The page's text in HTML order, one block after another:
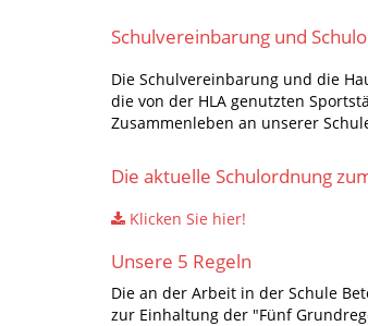
Schulvereinbarung und
Die Schulvereinbarung und die
die von der HLA genutzten
Zusammenleben an unserer
Die aktuelle Schulordnung
Klicken Sie hier!
Unsere 5 Regeln
Die an der Arbeit in der Schule
zur Einhaltung der "Fünf